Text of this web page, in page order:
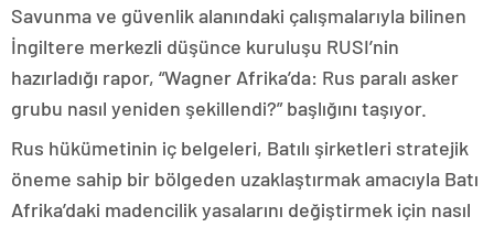
Savunma ve güvenlik alanındaki çalışmalarıyla bilinen
İngiltere merkezli düşünce kuruluşu RUSI’nin
hazırladığı rapor, “Wagner Afrika’da: Rus paralı asker
grubu nasıl yeniden şekillendi?” başlığını taşıyor.
Rus hükümetinin iç belgeleri, Batılı şirketleri stratejik
öneme sahip bir bölgeden uzaklaştırmak amacıyla Batı
Afrika’daki madencilik yasalarını değiştirmek için nasıl